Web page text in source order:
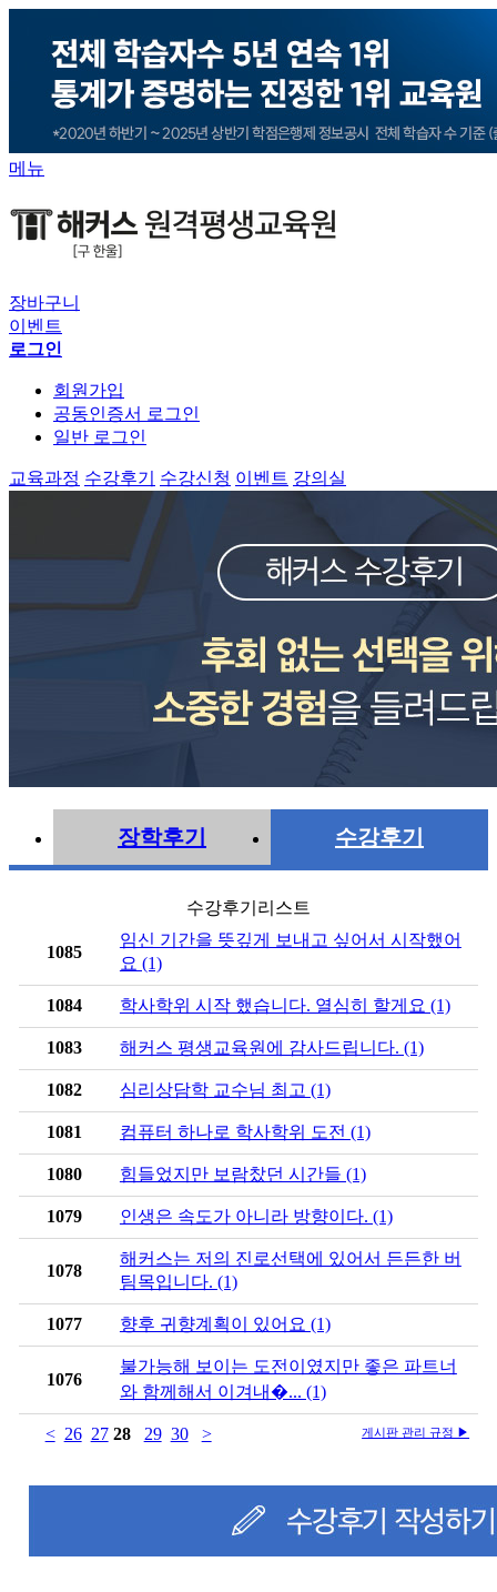
메뉴
장바구니
이벤트
로그인
회원가입
공동인증서 로그인
일반 로그인
교육과정 수강후기 수강신청 이벤트 강의실
장학후기 수강후기
수강후기리스트
1085
임신 기간을 뜻깊게 보내고 싶어서 시작했어
요 (1)
1084 학사학위 시작 했습니다. 열심히 할게요 (1)
1083 해커스 평생교육원에 감사드립니다. (1)
1082 심리상담학 교수님 최고 (1)
1081 컴퓨터 하나로 학사학위 도전 (1)
1080 힘들었지만 보람찼던 시간들 (1)
1079 인생은 속도가 아니라 방향이다. (1)
1078
해커스는 저의 진로선택에 있어서 든든한 버
팀목입니다. (1)
1077 향후 귀향계획이 있어요 (1)
1076
불가능해 보이는 도전이였지만 좋은 파트너
와 함께해서 이겨내�... (1)
< 26 2728 29 30 > 게시판 관리 규정 ▶